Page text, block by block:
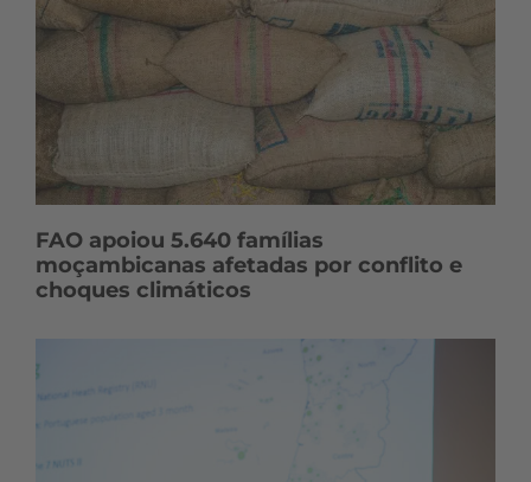
FAO apoiou 5.640 famílias
moçambicanas afetadas por conflito e
choques climáticos